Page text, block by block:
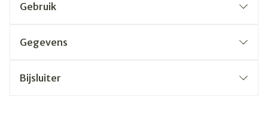
Gebruik
Gegevens
Bijsluiter